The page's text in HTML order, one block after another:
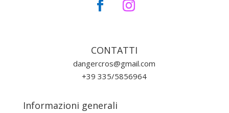
CONTATTI
dangercros@gmail.com
+39 335/5856964
Informazioni generali